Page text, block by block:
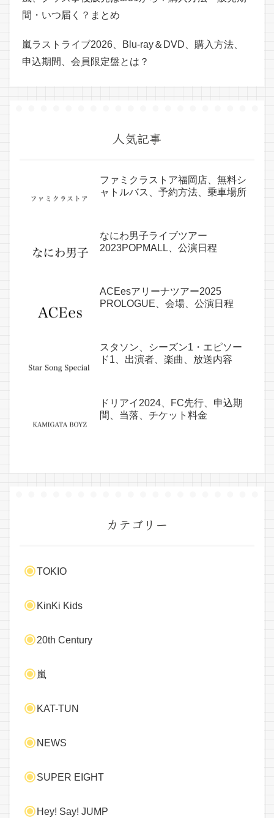
間・いつ届く？まとめ
嵐ラストライブ2026、Blu-ray＆DVD、購入方法、
申込期間、会員限定盤とは？
人気記事
ファミクラストア福岡店、無料シ
ャトルバス、予約方法、乗車場所
なにわ男子ライブツアー
2023POPMALL、公演日程
ACEesアリーナツアー2025
PROLOGUE、会場、公演日程
スタソン、シーズン1・エピソー
ド1、出演者、楽曲、放送内容
ドリアイ2024、FC先行、申込期
間、当落、チケット料金
カテゴリー
TOKIO
KinKi Kids
20th Century
嵐
KAT-TUN
NEWS
SUPER EIGHT
Hey! Say! JUMP